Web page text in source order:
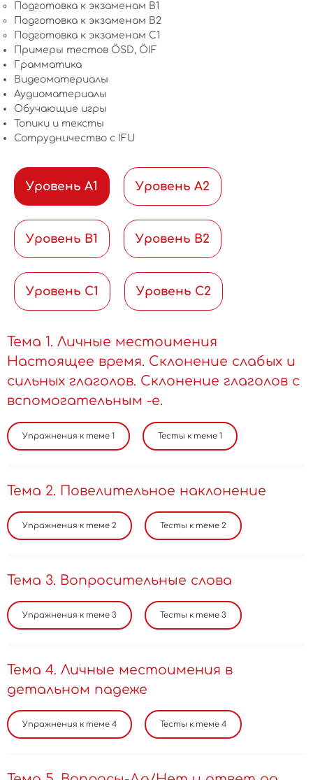
Подготовка к экзаменам B1
Подготовка к экзаменам B2
Подготовка к экзаменам C1
Примеры тестов ÖSD, ÖIF
Грамматика
Видеоматериалы
Аудиоматериалы
Обучающие игры
Топики и тексты
Сотрудничество c IFU
Уровень A1 Уровень A2
Уровень B1 Уровень B2
Уровень C1 Уровень C2
Тема 1. Личные местоимения
Настоящее время. Склонение слабых и
сильных глаголов. Склонение глаголов с
вспомогательным -е.
Тема 2. Повелительное наклонение
Тема 3. Вопросительные слова
Тема 4. Личные местоимения в
детальном падеже